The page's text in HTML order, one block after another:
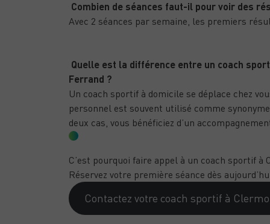
Combien de séances faut-il pour voir des
Avec 2 séances par semaine, les premiers
Quelle est la différence entre un coach
Ferrand ?
Un coach sportif à domicile se déplace chez
personnel est souvent utilisé comme
deux cas, vous bénéficiez d’un
C’est pourquoi faire appel à un coach sportif
Réservez votre première séance dès
Contactez votre coach sportif à